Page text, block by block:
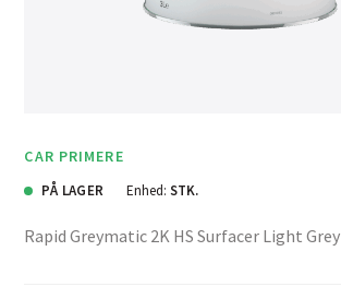
CAR PRIMERE
PÅ LAGER Enhed: STK.
Rapid Greymatic 2K HS Surfacer Light Grey